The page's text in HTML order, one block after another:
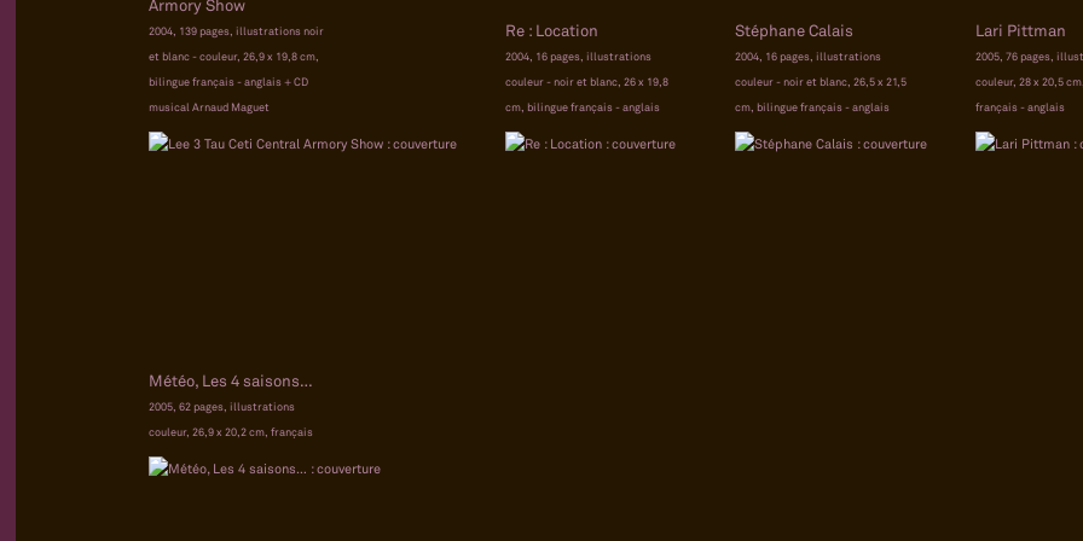
Armory Show
2004, 139 pages, illustrations noir
et blanc - couleur, 26,9 x 19,8 cm,
bilingue français - anglais + CD
musical Arnaud Maguet
Re : Location
2004, 16 pages, illustrations
couleur - noir et blanc, 26 x 19,8
cm, bilingue français - anglais
Stéphane Calais
2004, 16 pages, illustrations
couleur - noir et blanc, 26,5 x 21,5
cm, bilingue français - anglais
Lari Pittman
2005, 76 pages,
couleur, 28 x 20,5
français - anglais
Météo, Les 4 saisons…
2005, 62 pages, illustrations
couleur, 26,9 x 20,2 cm, français